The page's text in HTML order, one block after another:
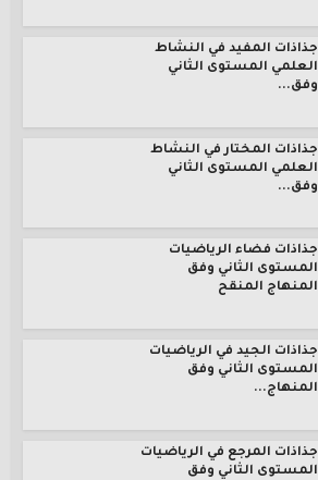
جذاذات المفيد في النشاط
العلمي المستوى الثاني
وفق...
جذاذات المختار في النشاط
العلمي المستوى الثاني
وفق...
جذاذات فضاء الرياضيات
المستوى الثاني وفق
المنهاج المنقح
جذاذات الجيد في الرياضيات
المستوى الثاني وفق
المنهاج...
جذاذات المرجع في الرياضيات
المستوى الثاني وفق